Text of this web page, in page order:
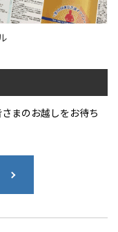
まのお越しをお待ち